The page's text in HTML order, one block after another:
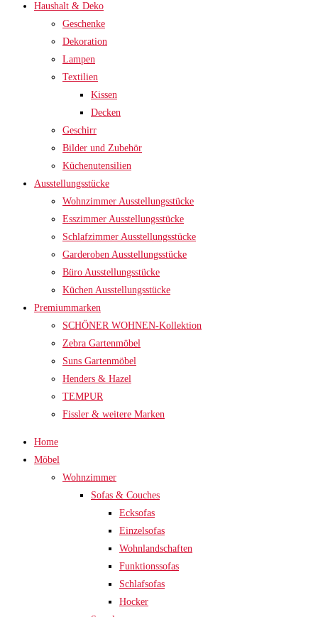
Haushalt & Deko
Geschenke
Dekoration
Lampen
Textilien
Kissen
Decken
Geschirr
Bilder und Zubehör
Küchenutensilien
Ausstellungsstücke
Wohnzimmer Ausstellungsstücke
Esszimmer Ausstellungsstücke
Schlafzimmer Ausstellungsstücke
Garderoben Ausstellungsstücke
Büro Ausstellungsstücke
Küchen Ausstellungsstücke
Premiummarken
SCHÖNER WOHNEN-Kollektion
Zebra Gartenmöbel
Suns Gartenmöbel
Henders & Hazel
TEMPUR
Fissler & weitere Marken
Home
Möbel
Wohnzimmer
Sofas & Couches
Ecksofas
Einzelsofas
Wohnlandschaften
Funktionssofas
Schlafsofas
Hocker